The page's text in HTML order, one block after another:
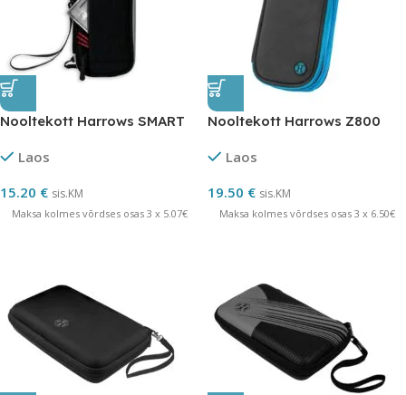
Nooltekott Harrows SMART
Laos
15.20 € sis.KM
Maksa kolmes võrdses osas 3 x 5.07€
Nooltekott Harrows Z800
Laos
19.50 € sis.KM
Maksa kolmes võrdses osas 3 x 6.50€